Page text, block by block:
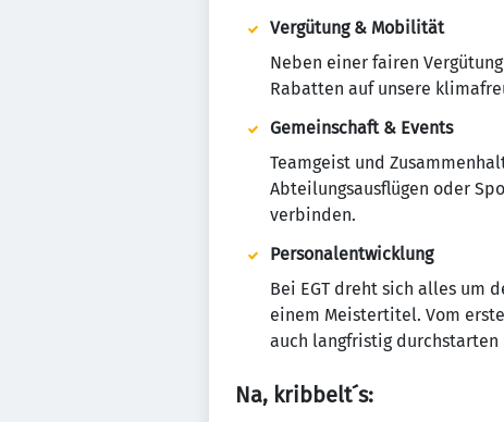
Vergütung & Mobilität
Neben einer fairen
Rabatten auf unsere
Gemeinschaft & Events
Teamgeist und
Abteilungsausflügen oder
verbinden.
Personalentwicklung
Bei EGT dreht sich alles um
einem Meistertitel. Vom
auch langfristig durchstarten
Na, kribbelt´s: